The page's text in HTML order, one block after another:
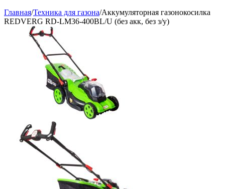
Главная/Техника для газона/Аккумуляторная газонокосилка
REDVERG RD-LM36-400BL/U (без акк, без з/у)